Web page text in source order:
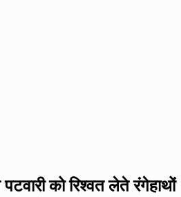
को रिश्वत लेते रंगेहाथों